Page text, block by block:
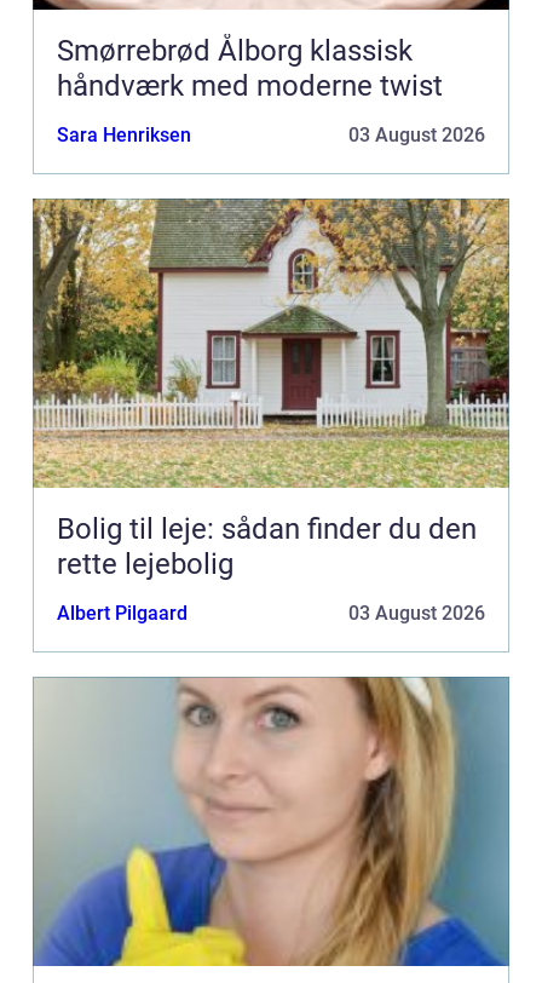
Smørrebrød Ålborg klassisk
håndværk med moderne twist
Sara Henriksen 03 August 2026
Bolig til leje: sådan finder du den
rette lejebolig
Albert Pilgaard 03 August 2026